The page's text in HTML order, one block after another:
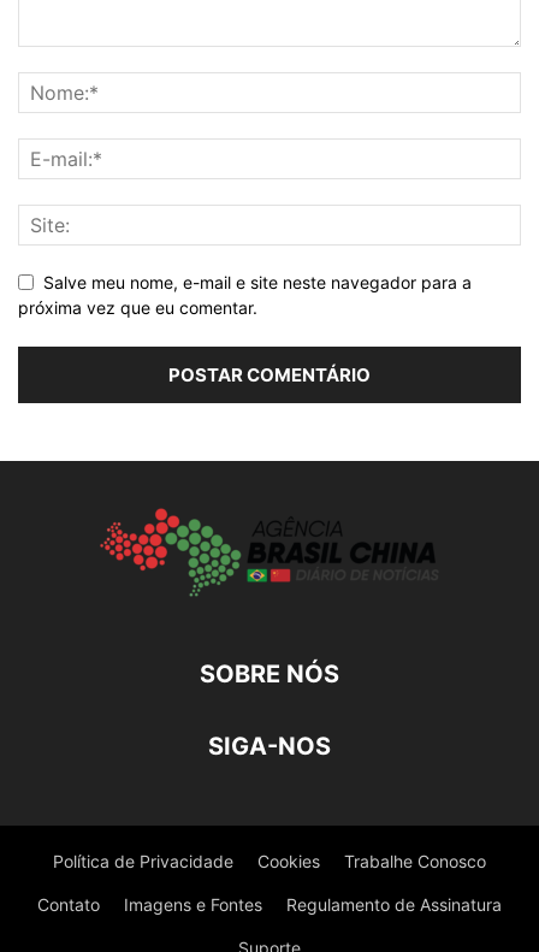
Salve meu nome, e-mail e site neste navegador para a
próxima vez que eu comentar.
SOBRE NÓS
SIGA-NOS
Política de Privacidade Cookies Trabalhe Conosco
Contato Imagens e Fontes Regulamento de Assinatura
Suporte